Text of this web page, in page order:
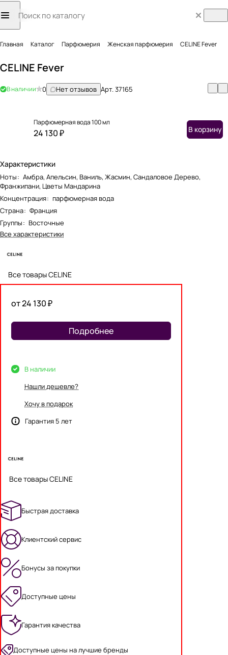
Главная Каталог Парфюмерия Женская парфюмерия CELINE Fever
CELINE Fever
В наличии 0 Нет отзывов Арт.37165
Парфюмерная вода 100 мл
24 130 ₽ В корзину
Характеристики
Ноты: Амбра, Апельсин, Ваниль, Жасмин, Сандаловое Дерево,
Франжипани, Цветы Мандарина
Концентрация: парфюмерная вода
Страна: Франция
Группы: Восточные
Все характеристики
Все товары CELINE
от 24 130 ₽
Подробнее
В наличии
Нашли дешевле?
Хочу в подарок
Гарантия 5 лет
Все товары CELINE
Быстрая доставка
Клиентский сервис
Бонусы за покупки
Доступные цены
Гарантия качества
Доступные цены на лучшие бренды